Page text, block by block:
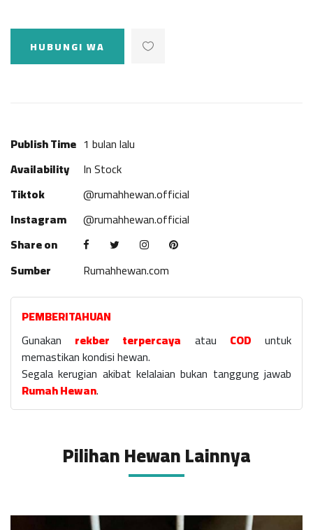
HUBUNGI WA
Publish Time 1 bulan lalu
Availability
In Stock
Tiktok
@rumahhewan.official
Instagram
@rumahhewan.official
Share on
Sumber
Rumahhewan.com
PEMBERITAHUAN
Gunakan rekber terpercaya atau COD untuk
memastikan kondisi hewan.
Segala kerugian akibat kelalaian bukan tanggung jawab
Rumah Hewan.
Pilihan Hewan Lainnya